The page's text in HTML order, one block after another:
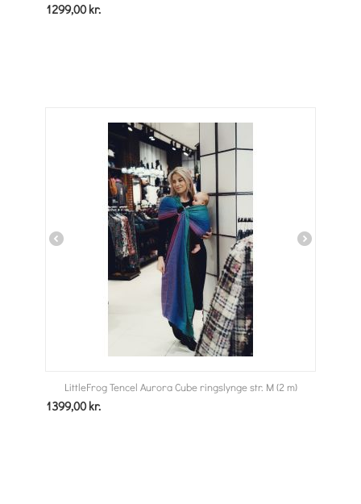
1299,00 kr.
LittleFrog Tencel Aurora Cube ringslynge str. M (2 m)
1399,00 kr.